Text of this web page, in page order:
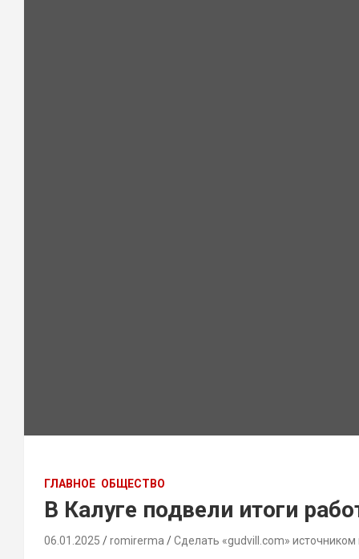
ГЛАВНОЕ ОБЩЕСТВО
В Калуге подвели итоги
06.01.2025 romirerma Сделать «gudvill.com» источником